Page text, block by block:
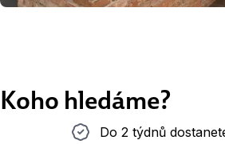
Koho hledáme?
Do 2 týdnů dostanete
Do 2 týdnů